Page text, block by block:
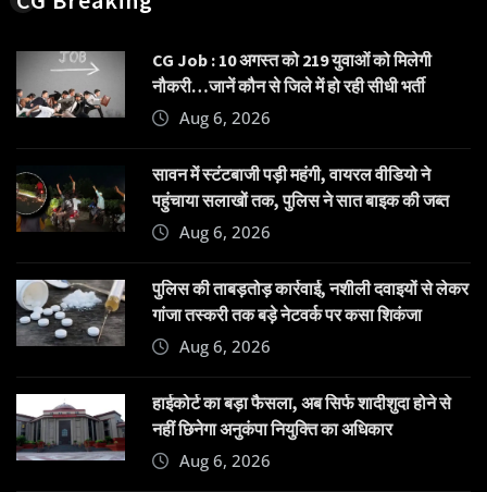
CG Job : 10 अगस्त को 219 युवाओं को मिलेगी
नौकरी…जानें कौन से जिले में हो रही सीधी भर्ती
Aug 6, 2026
सावन में स्टंटबाजी पड़ी महंगी, वायरल वीडियो ने
पहुंचाया सलाखों तक, पुलिस ने सात बाइक की जब्त
Aug 6, 2026
पुलिस की ताबड़तोड़ कार्रवाई, नशीली दवाइयों से लेकर
गांजा तस्करी तक बड़े नेटवर्क पर कसा शिकंजा
Aug 6, 2026
हाईकोर्ट का बड़ा फैसला, अब सिर्फ शादीशुदा होने से
नहीं छिनेगा अनुकंपा नियुक्ति का अधिकार
Aug 6, 2026